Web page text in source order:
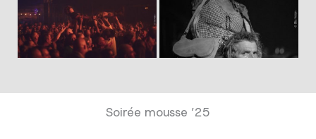
Soirée mousse ’25